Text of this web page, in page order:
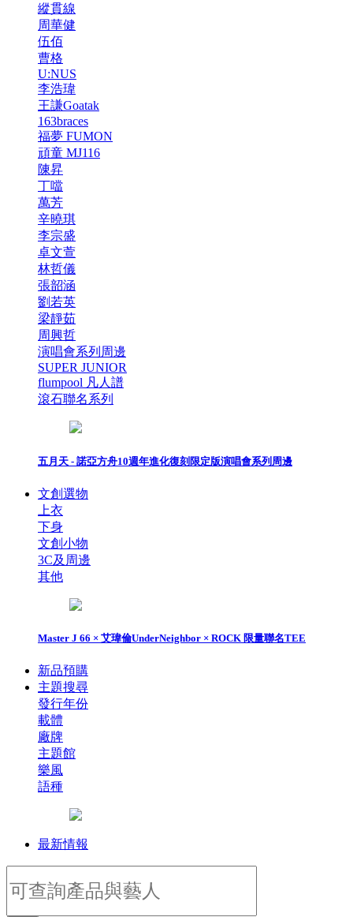
縱貫線
周華健
伍佰
曹格
U:NUS
李浩瑋
王謙Goatak
163braces
福夢 FUMON
頑童 MJ116
陳昇
丁噹
萬芳
辛曉琪
李宗盛
卓文萱
林哲儀
張韶涵
劉若英
梁靜茹
周興哲
演唱會系列周邊
SUPER JUNIOR
flumpool 凡人譜
滾石聯名系列
五月天 - 諾亞方舟10週年進化復刻限定版演唱會系列周邊
文創選物
上衣
下身
文創小物
3C及周邊
其他
Master J 66 × 艾瑋倫UnderNeighbor × ROCK 限量聯名TEE
新品預購
主題搜尋
發行年份
載體
廠牌
主題館
樂風
語種
最新情報